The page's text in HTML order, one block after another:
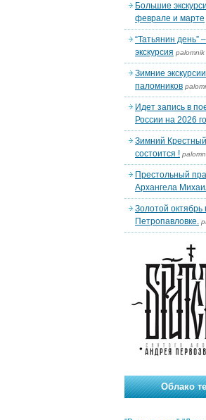
Большие
феврале и марте
“Татьянин день”
экскурсия palomnik
Зимние
паломников
Идет запись в
России на 2026
Зимний
состоится !
Престольный
Архангела
Золотой октябрь
Петропавловке.
Облако